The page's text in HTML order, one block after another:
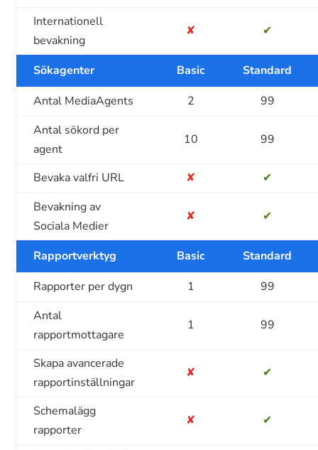
Internationell
bevakning
✘ ✔
Sökagenter Basic
Standard
Antal MediaAgents
2
99
Antal sökord per
agent
10 99
Bevaka valfri URL ✘
✔
Bevakning av
Sociala Medier
✘ ✔
Rapportverktyg Basic
Standard
Rapporter per dygn
1
99
Antal
rapportmottagare
1 99
Skapa avancerade
rapportinställningar
✘ ✔
Schemalägg
rapporter
✘ ✔